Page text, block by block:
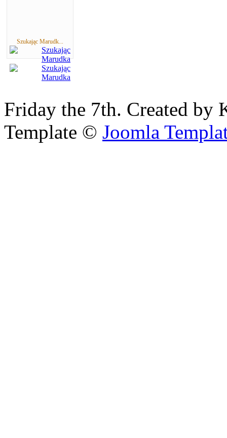
Szukając Marudk...
Friday the 7th. Created by
Template © Joomla